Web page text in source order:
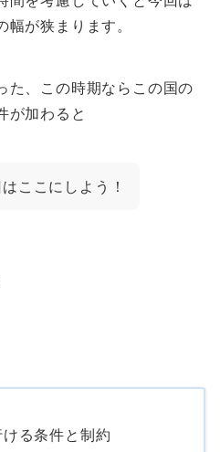
が狭まります。
た、この時期ならこの国の
が加わると
ここにしよう！
る条件と制約